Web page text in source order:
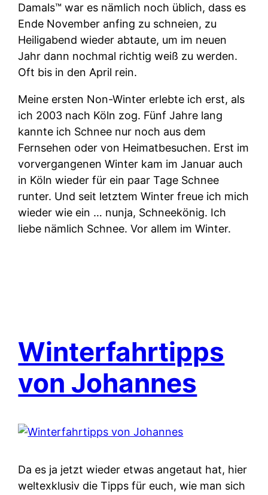
Damals™ war es nämlich noch üblich, dass es
Ende November anfing zu schneien, zu
Heiligabend wieder abtaute, um im neuen
Jahr dann nochmal richtig weiß zu werden.
Oft bis in den April rein.
Meine ersten Non-Winter erlebte ich erst, als
ich 2003 nach Köln zog. Fünf Jahre lang
kannte ich Schnee nur noch aus dem
Fernsehen oder von Heimatbesuchen. Erst im
vorvergangenen Winter kam im Januar auch
in Köln wieder für ein paar Tage Schnee
runter. Und seit letztem Winter freue ich mich
wieder wie ein … nunja, Schneekönig. Ich
liebe nämlich Schnee. Vor allem im Winter.
Winterfahrtipps
von Johannes
Da es ja jetzt wieder etwas angetaut hat, hier
weltexklusiv die Tipps für euch, wie man sich